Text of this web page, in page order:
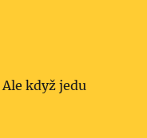
Ale když jedu